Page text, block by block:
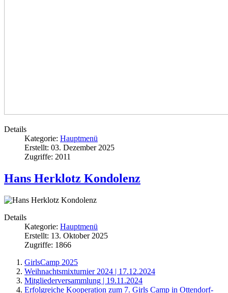
Details
Kategorie: Hauptmenü
Erstellt: 03. Dezember 2025
Zugriffe: 2011
Hans Herklotz Kondolenz
Details
Kategorie: Hauptmenü
Erstellt: 13. Oktober 2025
Zugriffe: 1866
GirlsCamp 2025
Weihnachtsmixturnier 2024 | 17.12.2024
Mitgliederversammlung | 19.11.2024
Erfolgreiche Kooperation zum 7. Girls Camp in Ottendorf-